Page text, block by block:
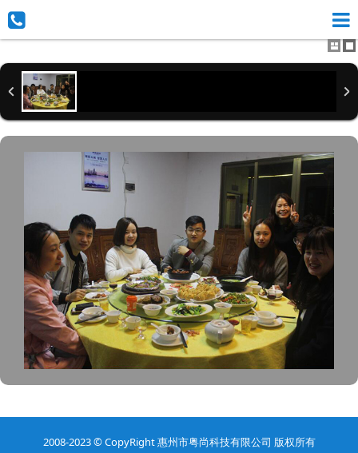
2008-2023© CopyRight惠州市粤尚科技有限公司 版权所有